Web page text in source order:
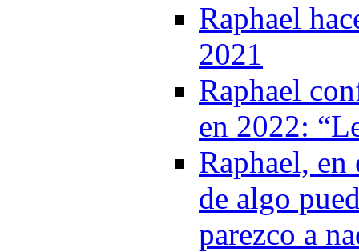
Raphael
2021
Raphael
en 2022:
Raphael,
de algo
parezco a